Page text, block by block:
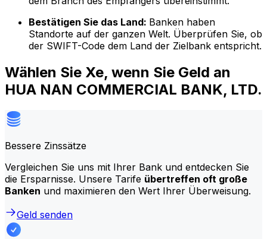
Bestätigen Sie das Land: Banken haben
Standorte auf der ganzen Welt. Überprüfen Sie, ob
der SWIFT-Code dem Land der Zielbank entspricht.
Wählen Sie Xe, wenn Sie Geld an
HUA NAN COMMERCIAL BANK, LTD.
Bessere Zinssätze
Vergleichen Sie uns mit Ihrer Bank und entdecken Sie
die Ersparnisse. Unsere Tarife übertreffen oft große
Banken und maximieren den Wert Ihrer Überweisung.
Geld senden